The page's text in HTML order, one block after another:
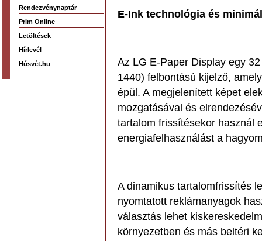
Rendezvénynaptár
Prim Online
Letöltések
Hírlevél
Húsvét.hu
E-Ink technológia és
Az LG E-Paper Display egy
1440) felbontású kijelző,
épül. A megjelenített képet
mozgatásával és
tartalom frissítésekor használ
energiafelhasználást a
A dinamikus tartalomfrissítés
nyomtatott reklámanyagok
választás lehet
környezetben és más beltéri